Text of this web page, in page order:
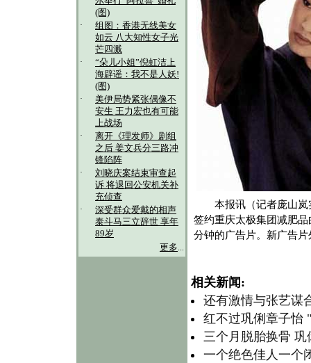
(图)
·
组图：香港无线美女
如云 八大知性女子光
芒四溅
·
“朵儿小姐”倪虹洁上
海辟谣：我不是人妖!
(图)
·
美伊局势紧张偶像不
安生 王力宏也有可能
上战场
·
离开《理发师》剧组
之后 姜文兵分三路冲
锋陷阵
·
刘晓庆案结束审查起
诉 将退回公安机关补
充侦查
·
深受群众爱戴的相声
泰斗马三立辞世 享年
89岁
更多...
本报讯（记者庞山岚
签约重庆太极集团减肥
分钟的广告片。新广告
相关新闻:
还有激情与张艺谋
红不过巩俐章子怡
三个月脱胎换骨
一个绝色佳人一个